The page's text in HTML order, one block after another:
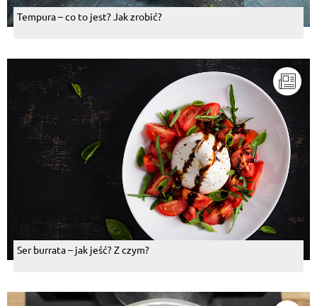
Tempura – co to jest? Jak zrobić?
Ser burrata – jak jeść? Z czym?